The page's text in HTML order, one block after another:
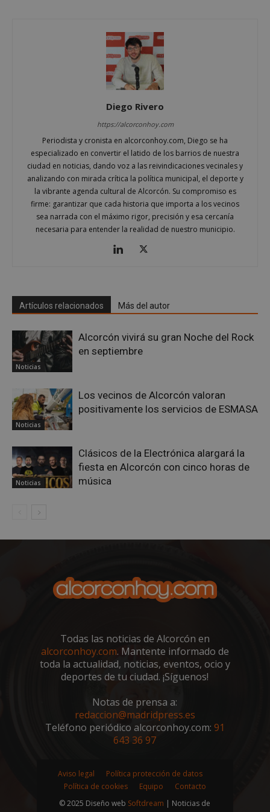
Diego Rivero
https://alcorconhoy.com
Periodista y cronista en alcorconhoy.com, Diego se ha
especializado en convertir el latido de los barrios de nuestra
ciudad en noticias, dando voz a las reivindicaciones vecinales y
analizando con mirada crítica la política municipal, el deporte y
la vibrante agenda cultural de Alcorcón. Su compromiso es
firme: garantizar que cada historia que importa a los vecinos
sea narrada con el máximo rigor, precisión y esa cercanía
necesaria para entender la realidad de nuestro municipio.
Artículos relacionados Más del autor
Noticias
Alcorcón vivirá su gran Noche del Rock
en septiembre
Noticias
Los vecinos de Alcorcón valoran
positivamente los servicios de ESMASA
Noticias
Clásicos de la Electrónica alargará la
fiesta en Alcorcón con cinco horas de
música
Todas las noticias de Alcorcón en
alcorconhoy.com. Mantente informado de
toda la actualidad, noticias, eventos, ocio y
deportes de tu ciudad. ¡Síguenos!
Notas de prensa a:
redaccion@madridpress.es
Teléfono periódico alcorconhoy.com: 91
643 36 97
Aviso legal
Política protección de datos
Política de cookies
Equipo
Contacto
© 2025 Diseño web Softdream | Noticias de
Las cookies estrictamente necesarias permiten la
funcionalidad principal del sitio web, como el
inicio de sesión de usuario y la gestión de cuentas.
El sitio web no se puede utilizar correctamente sin
las cookies estrictamente necesarias.
alcorconhoy.com
embed.bsky.app
sp_landing
Spotify Inc.
.spotify.com
.youtube.com
Privacy Policy